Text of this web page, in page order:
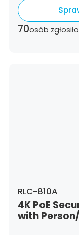
70osób
RLC-810A
4K PoE
with